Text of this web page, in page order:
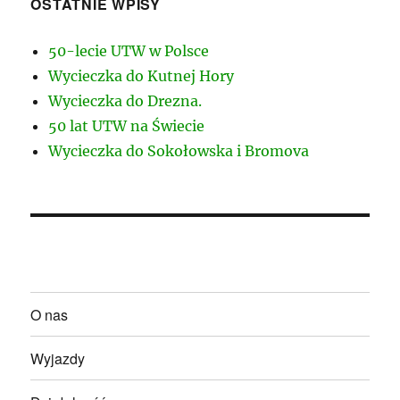
OSTATNIE WPISY
50-lecie UTW w Polsce
Wycieczka do Kutnej Hory
Wycieczka do Drezna.
50 lat UTW na Świecie
Wycieczka do Sokołowska i Bromova
O nas
Wyjazdy